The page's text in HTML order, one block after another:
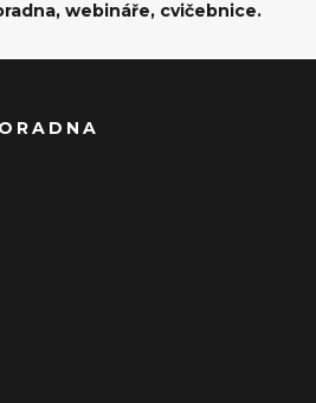
webináře, cvičebnice.